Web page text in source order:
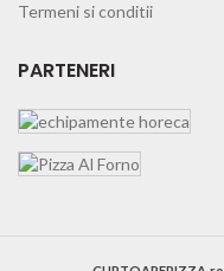
Termeni si conditii
PARTENERI